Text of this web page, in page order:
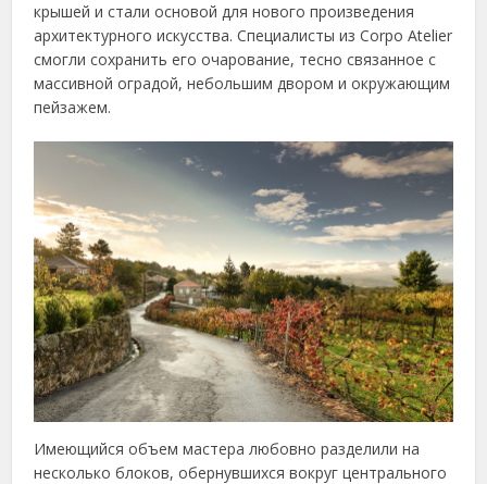
крышей и стали основой для нового произведения
архитектурного искусства. Специалисты из Corpo Atelier
смогли сохранить его очарование, тесно связанное с
массивной оградой, небольшим двором и окружающим
пейзажем.
Имеющийся объем мастера любовно разделили на
несколько блоков, обернувшихся вокруг центрального